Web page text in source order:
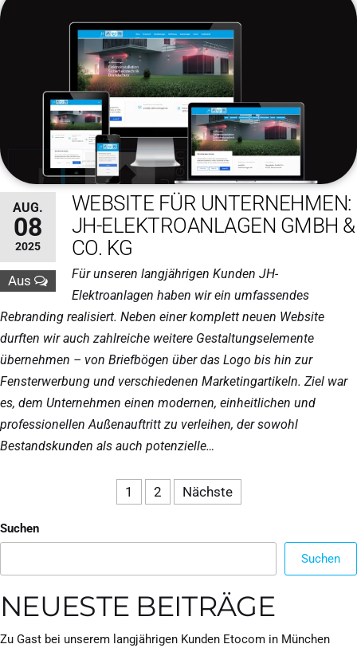
AUG.
08
2025
Aus
WEBSITE FÜR UNTERNEHMEN:
JH-ELEKTROANLAGEN GMBH &
CO. KG
Für unseren langjährigen Kunden JH-
Elektroanlagen haben wir ein umfassendes
Rebranding realisiert. Neben einer komplett neuen Website
durften wir auch zahlreiche weitere Gestaltungselemente
übernehmen – von Briefbögen über das Logo bis hin zur
Fensterwerbung und verschiedenen Marketingartikeln. Ziel war
es, dem Unternehmen einen modernen, einheitlichen und
professionellen Außenauftritt zu verleihen, der sowohl
Bestandskunden als auch potenzielle…
1 2 Nächste
Suchen
Suchen
NEUESTE BEITRÄGE
Zu Gast bei unserem langjährigen Kunden Etocom in München